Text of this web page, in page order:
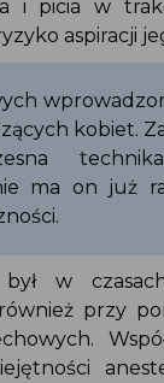
i picia w
aspiracji
kobiet.
nie ma on już
był w
przy